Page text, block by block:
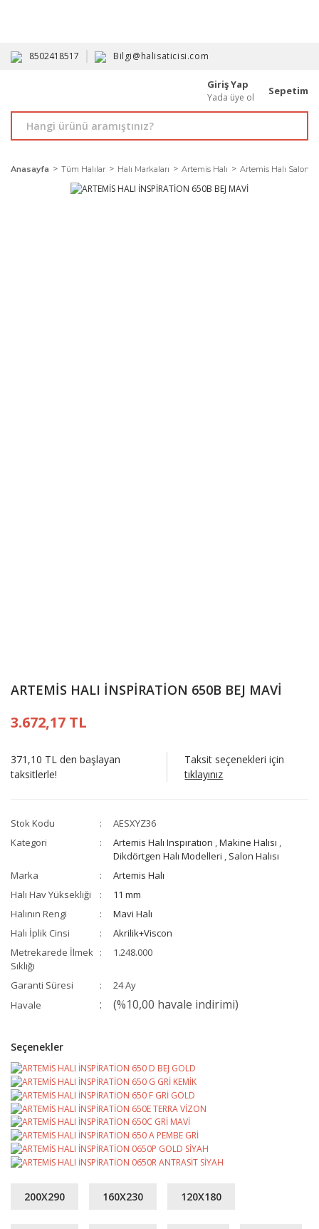
8502418517 Bilgi@halisaticisi.com
Giriş Yap
Yada üye ol
Sepetim
Anasayfa Tüm Halılar Halı Markaları Artemis Halı Artemis Halı Salon
ARTEMİS HALI İNSPİRATİON 650B BEJ MAVİ
3.672,17 TL
371,10 TL den başlayan
taksitlerle!
Taksit seçenekleri için
tıklayınız
Stok Kodu
AESXYZ36
Kategori
Artemis Halı Inspıratıon ,Makine Halısı ,
Dikdörtgen Halı Modelleri , Salon Halısı
Marka
Artemis Halı
Halı Hav Yüksekliği
11 mm
Halının Rengi
Mavi Halı
Halı İplik Cinsi
Akrilik+Viscon
Metrekarede İlmek
Sıklığı
1.248.000
Garanti Süresi
24 Ay
Havale
(%10,00 havale indirimi)
Seçenekler
200X290 160X230 120X180